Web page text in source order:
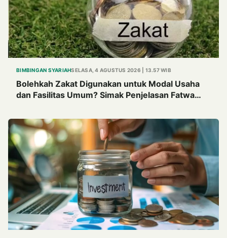
BIMBINGAN SYARIAHSELASA, 4 AGUSTUS 2026 | 13.57 WIB
Bolehkah Zakat Digunakan untuk Modal Usaha
dan Fasilitas Umum? Simak Penjelasan Fatwa